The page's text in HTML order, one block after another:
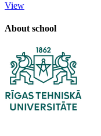
View
About school